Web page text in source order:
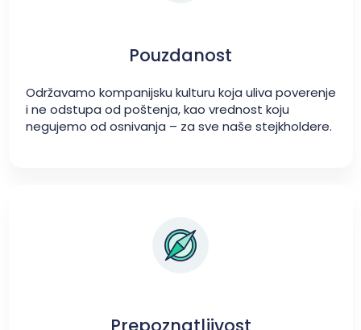
Pouzdanost
Održavamo kompanijsku kulturu koja uliva poverenje
i ne odstupa od poštenja, kao vrednost koju
negujemo od osnivanja – za sve naše stejkholdere.
Prepoznatljivost